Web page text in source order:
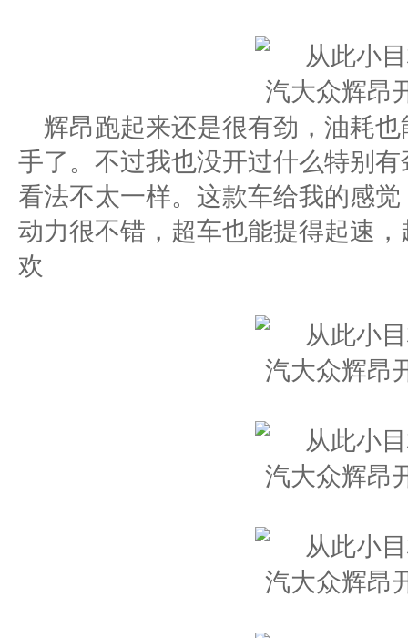
辉昂跑起来还是很有劲，油耗
手了。不过我也没开过什么特别
看法不太一样。这款车给我的感
动力很不错，超车也能提得起速
欢